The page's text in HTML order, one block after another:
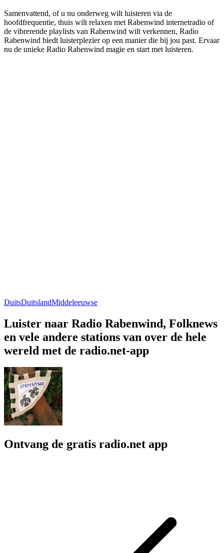
Samenvattend, of u nu onderweg wilt luisteren via de
hoofdfrequentie, thuis wilt relaxen met Rabenwind internetradio of
de vibrerende playlists van Rabenwind wilt verkennen, Radio
Rabenwind biedt luisterplezier op een manier die bij jou past. Ervaar
nu de unieke Radio Rabenwind magie en start met luisteren.
DuitsDuitslandMiddeleeuwse
Luister naar Radio Rabenwind, Folknews
en vele andere stations van over de hele
wereld met de radio.net-app
Ontvang de gratis radio.net app